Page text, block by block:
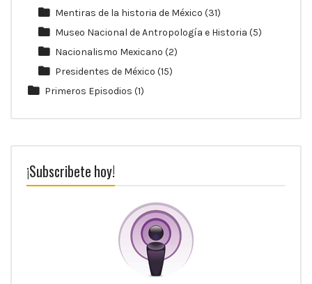
Mentiras de la historia de México (31)
Museo Nacional de Antropología e Historia (5)
Nacionalismo Mexicano (2)
Presidentes de México (15)
Primeros Episodios (1)
¡Subscribete hoy!